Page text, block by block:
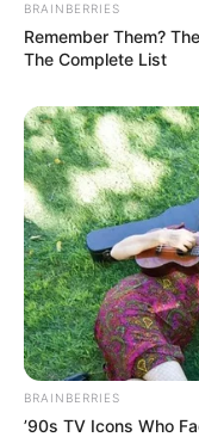
BRAINBERRIES
Remember Them?
The Complete List
BRAINBERRIES
’90s TV Icons Who